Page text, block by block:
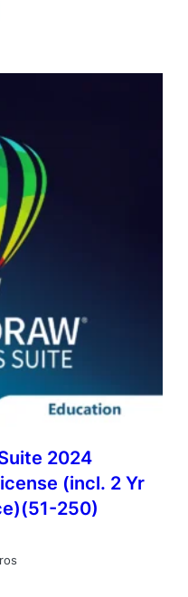
2024
(incl. 2 Yr
250)